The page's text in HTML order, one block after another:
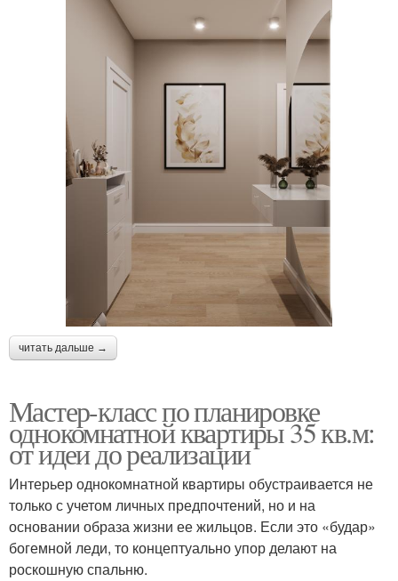
читать дальше →
Мастер-класс по планировке
однокомнатной квартиры 35 кв.м:
от идеи до реализации
Интерьер однокомнатной квартиры обустраивается не
только с учетом личных предпочтений, но и на
основании образа жизни ее жильцов. Если это «будар»
богемной леди, то концептуально упор делают на
роскошную спальню.